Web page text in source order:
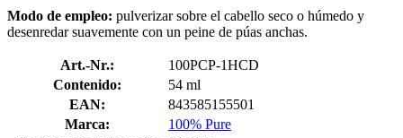
Modo de empleo: pulverizar sobre el cabello seco o húmedo y
desenredar suavemente con un peine de púas anchas.
Art.-Nr.:
100PCP-1HCD
Contenido:
54 ml
EAN:
843585155501
Marca:
100% Pure